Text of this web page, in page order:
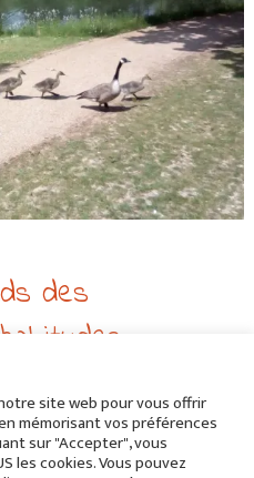
des
(bilan
6 mois)
Europe>Royaume-Uni
site web pour vous offrir
mémorisant vos préférences
sur "Accepter", vous
les cookies. Vous pouvez